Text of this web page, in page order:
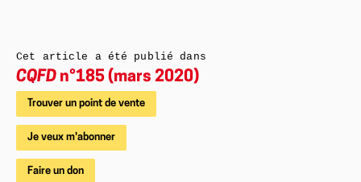
Cet article a été publié dans
CQFD n°185 (mars 2020)
Trouver un point de vente
Je veux m'abonner
Faire un don